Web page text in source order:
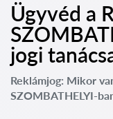
Ügyvéd a
jogi
Reklámjog: Mikor
SZOMBATHELYI-